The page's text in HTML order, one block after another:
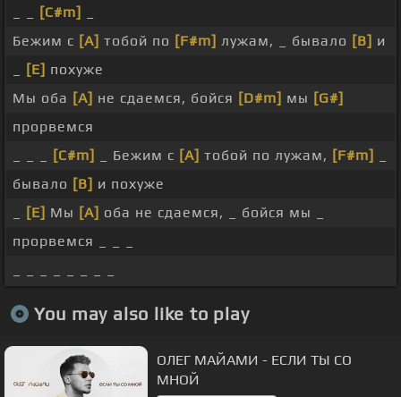
[C#m]
Бежим с [A] тобой по [F#m] лужам, _ бывало [B] и
[E] похуже
Мы оба [A] не сдаемся, бойся [D#m] мы [G#]
прорвемся
[C#m] _ Бежим с [A] тобой по лужам, [F#m]
бывало [B] и похуже
[E] Мы [A] оба не сдаемся, _ бойся мы _
прорвемся _ _ _
You may also like to play
ОЛЕГ МАЙАМИ - ЕСЛИ ТЫ СО
МНОЙ